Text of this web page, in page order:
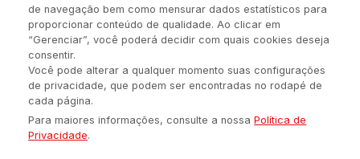
(54) 98434-8385
Política de privacidade Configuração de Cookies Quem Somos
É proibida a reprodução do conteúdo desta página em qualquer
meio de comunicação, eletrônico ou impreso, sem autorização
de navegação bem como mensurar dados estatísticos para
proporcionar conteúdo de qualidade. Ao clicar em
“Gerenciar”, você poderá decidir com quais cookies deseja
consentir.
Você pode alterar a qualquer momento suas configurações
de privacidade, que podem ser encontradas no rodapé de
cada página.
Para maiores informações, consulte a nossaPolítica de
Privacidade.